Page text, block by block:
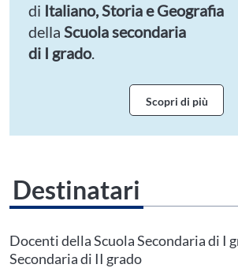
di Italiano, Storia e Geografia
della Scuola secondaria
di I grado.
Scopri di più
Destinatari
tuo profilo personalePrima di procedere all'iscrizione
Area Personale
Docenti della Scuola Secondaria di I
Secondaria di II grado